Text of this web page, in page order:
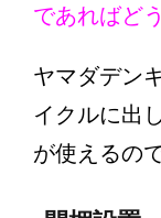
であればど
ヤマダデン
イクルに出
が使えるの